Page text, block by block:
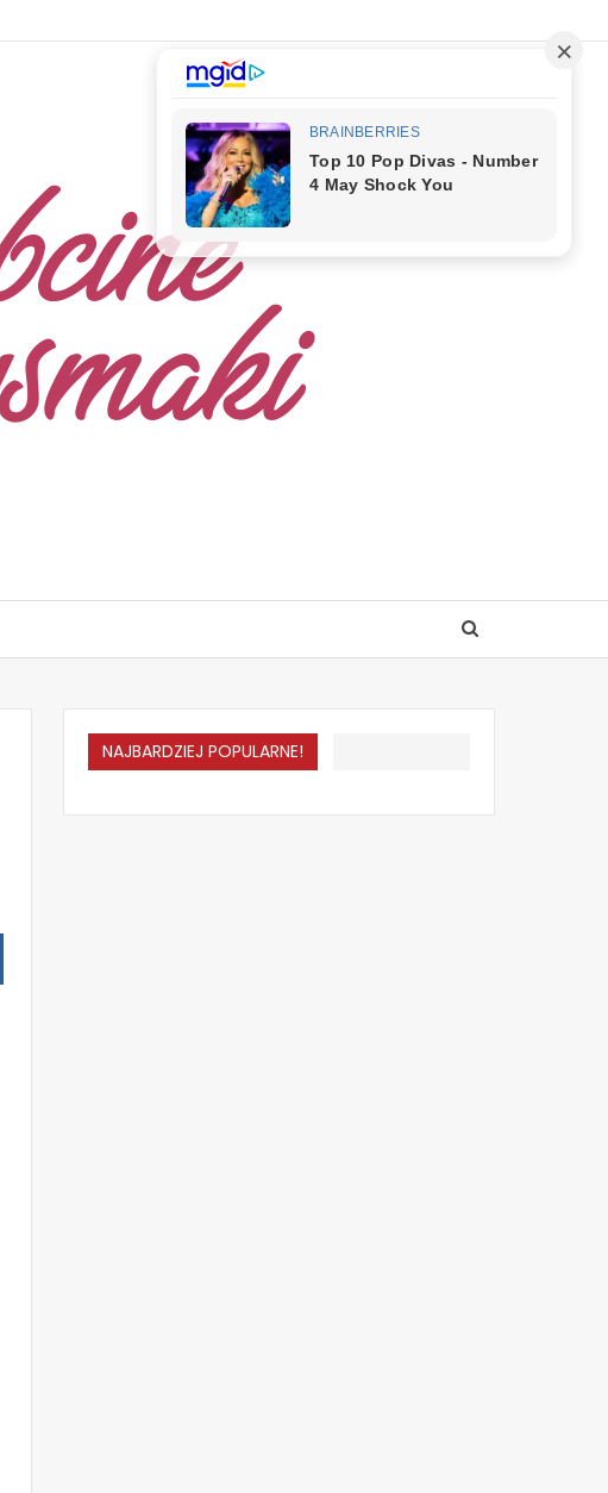
NAJBARDZIEJ POPULARNE!